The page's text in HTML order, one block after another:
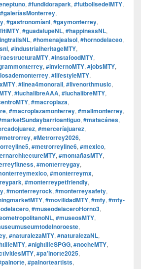
, #fundidorapark, #futbolisedelMTY,
#galeríasMonterrey,
, #gastronomíanl, #gaymonterrey,
, #guadalupeNL, #happinessNL,
, #homenajealsol, #hornodelaceo,
, #industrialheritageMTY,
, #instafoodMTY,
, #inviernoMTY, #jobsMTY,
, #lifestyleMTY,
, #linea4monorail, #livenorthmusic,
, #luchalibreAAA, #luchalibreMTY,
, #macroplaza,
, #macroplazamonterrey, #mallmonterrey,
, #matacánes,
, #merceríajuarez,
, #Metrorrey2026,
, #metrorreyline6, #mexico,
, #montañasMTY,
, #monterreygay,
, #monterreymx,
, #monterreypetfriendly,
, #monterreyrock, #monterreysafety,
, #movilidadMTY, #mty, #mty-
, #museodelaceroHorno3,
, #museosMTY,
,
, #naturalezaMTY, #naturalezaNL,
, #nightlifeSPGG, #nocheMTY,
, #pa’lnorte2025,
, #palnorteartists,